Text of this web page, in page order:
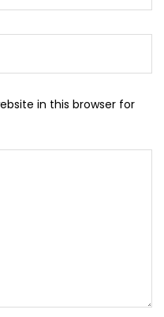
in this browser for